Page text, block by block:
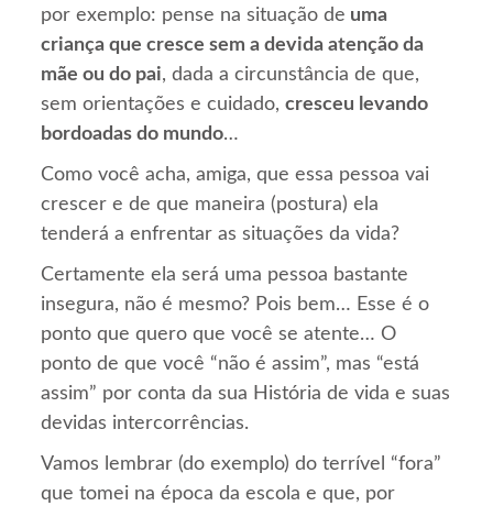
por exemplo: pense na situação de uma
criança que cresce sem a devida atenção da
mãe ou do pai, dada a circunstância de que,
sem orientações e cuidado,cresceu levando
bordoadas do mundo…
Como você acha, amiga, que essa pessoa vai
crescer e de que maneira (postura) ela
tenderá a enfrentar as situações da vida?
Certamente ela será uma pessoa bastante
insegura, não é mesmo? Pois bem… Esse é o
ponto que quero que você se atente… O
ponto de que você “não é assim”, mas “está
assim” por conta da sua História de vida e suas
devidas intercorrências.
Vamos lembrar (do exemplo) do terrível “fora”
que tomei na época da escola e que, por